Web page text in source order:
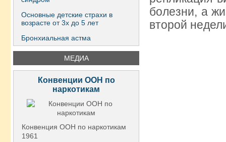
Основные детские страхи в
возрасте от 3х до 5 лет
Бронхиальная астма
МЕДИА
Конвенции ООН по
наркотикам
Конвенция ООН по наркотикам
1961
болезни, а
второй